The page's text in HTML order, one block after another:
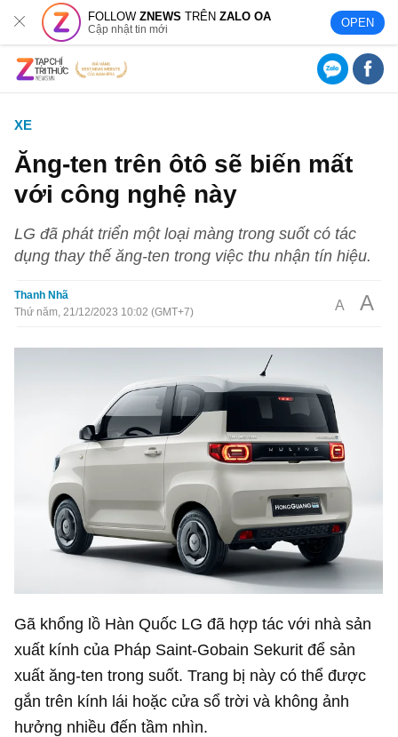
FOLLOWZNEWS TRÊNZALO OA
Cập nhật tin mới OPEN
XE
Ăng-ten trên ôtô sẽ biến mất
với công nghệ này
LG đã phát triển một loại màng trong suốt có tác
dụng thay thế ăng-ten trong việc thu nhận tín hiệu.
Thanh Nhã
Thứ năm, 21/12/2023 10:02 (GMT+7)
A A
Gã khổng lồ Hàn Quốc LG đã hợp tác với nhà sản
xuất kính của Pháp Saint-Gobain Sekurit để sản
xuất ăng-ten trong suốt. Trang bị này có thể được
gắn trên kính lái hoặc cửa sổ trời và không ảnh
hưởng nhiều đến tầm nhìn.